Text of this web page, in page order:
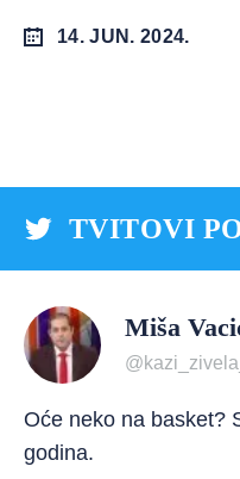
14. JUN. 2024.
TVITOVI
Miša
Oće neko na basket?
godina.